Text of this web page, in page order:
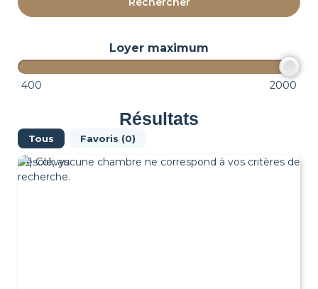
Loyer maximum
400 2000
Résultats
Tous Favoris (0)
Désolé, aucune chambre ne correspond à vos critères de
recherche.